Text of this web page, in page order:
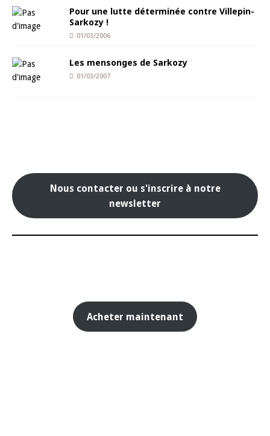
Pour une lutte déterminée contre Villepin-
Sarkozy !
01/03/2006
Les mensonges de Sarkozy
01/03/2007
Nous contacter ou s'inscrire à notre
newsletter
Acheter maintenant